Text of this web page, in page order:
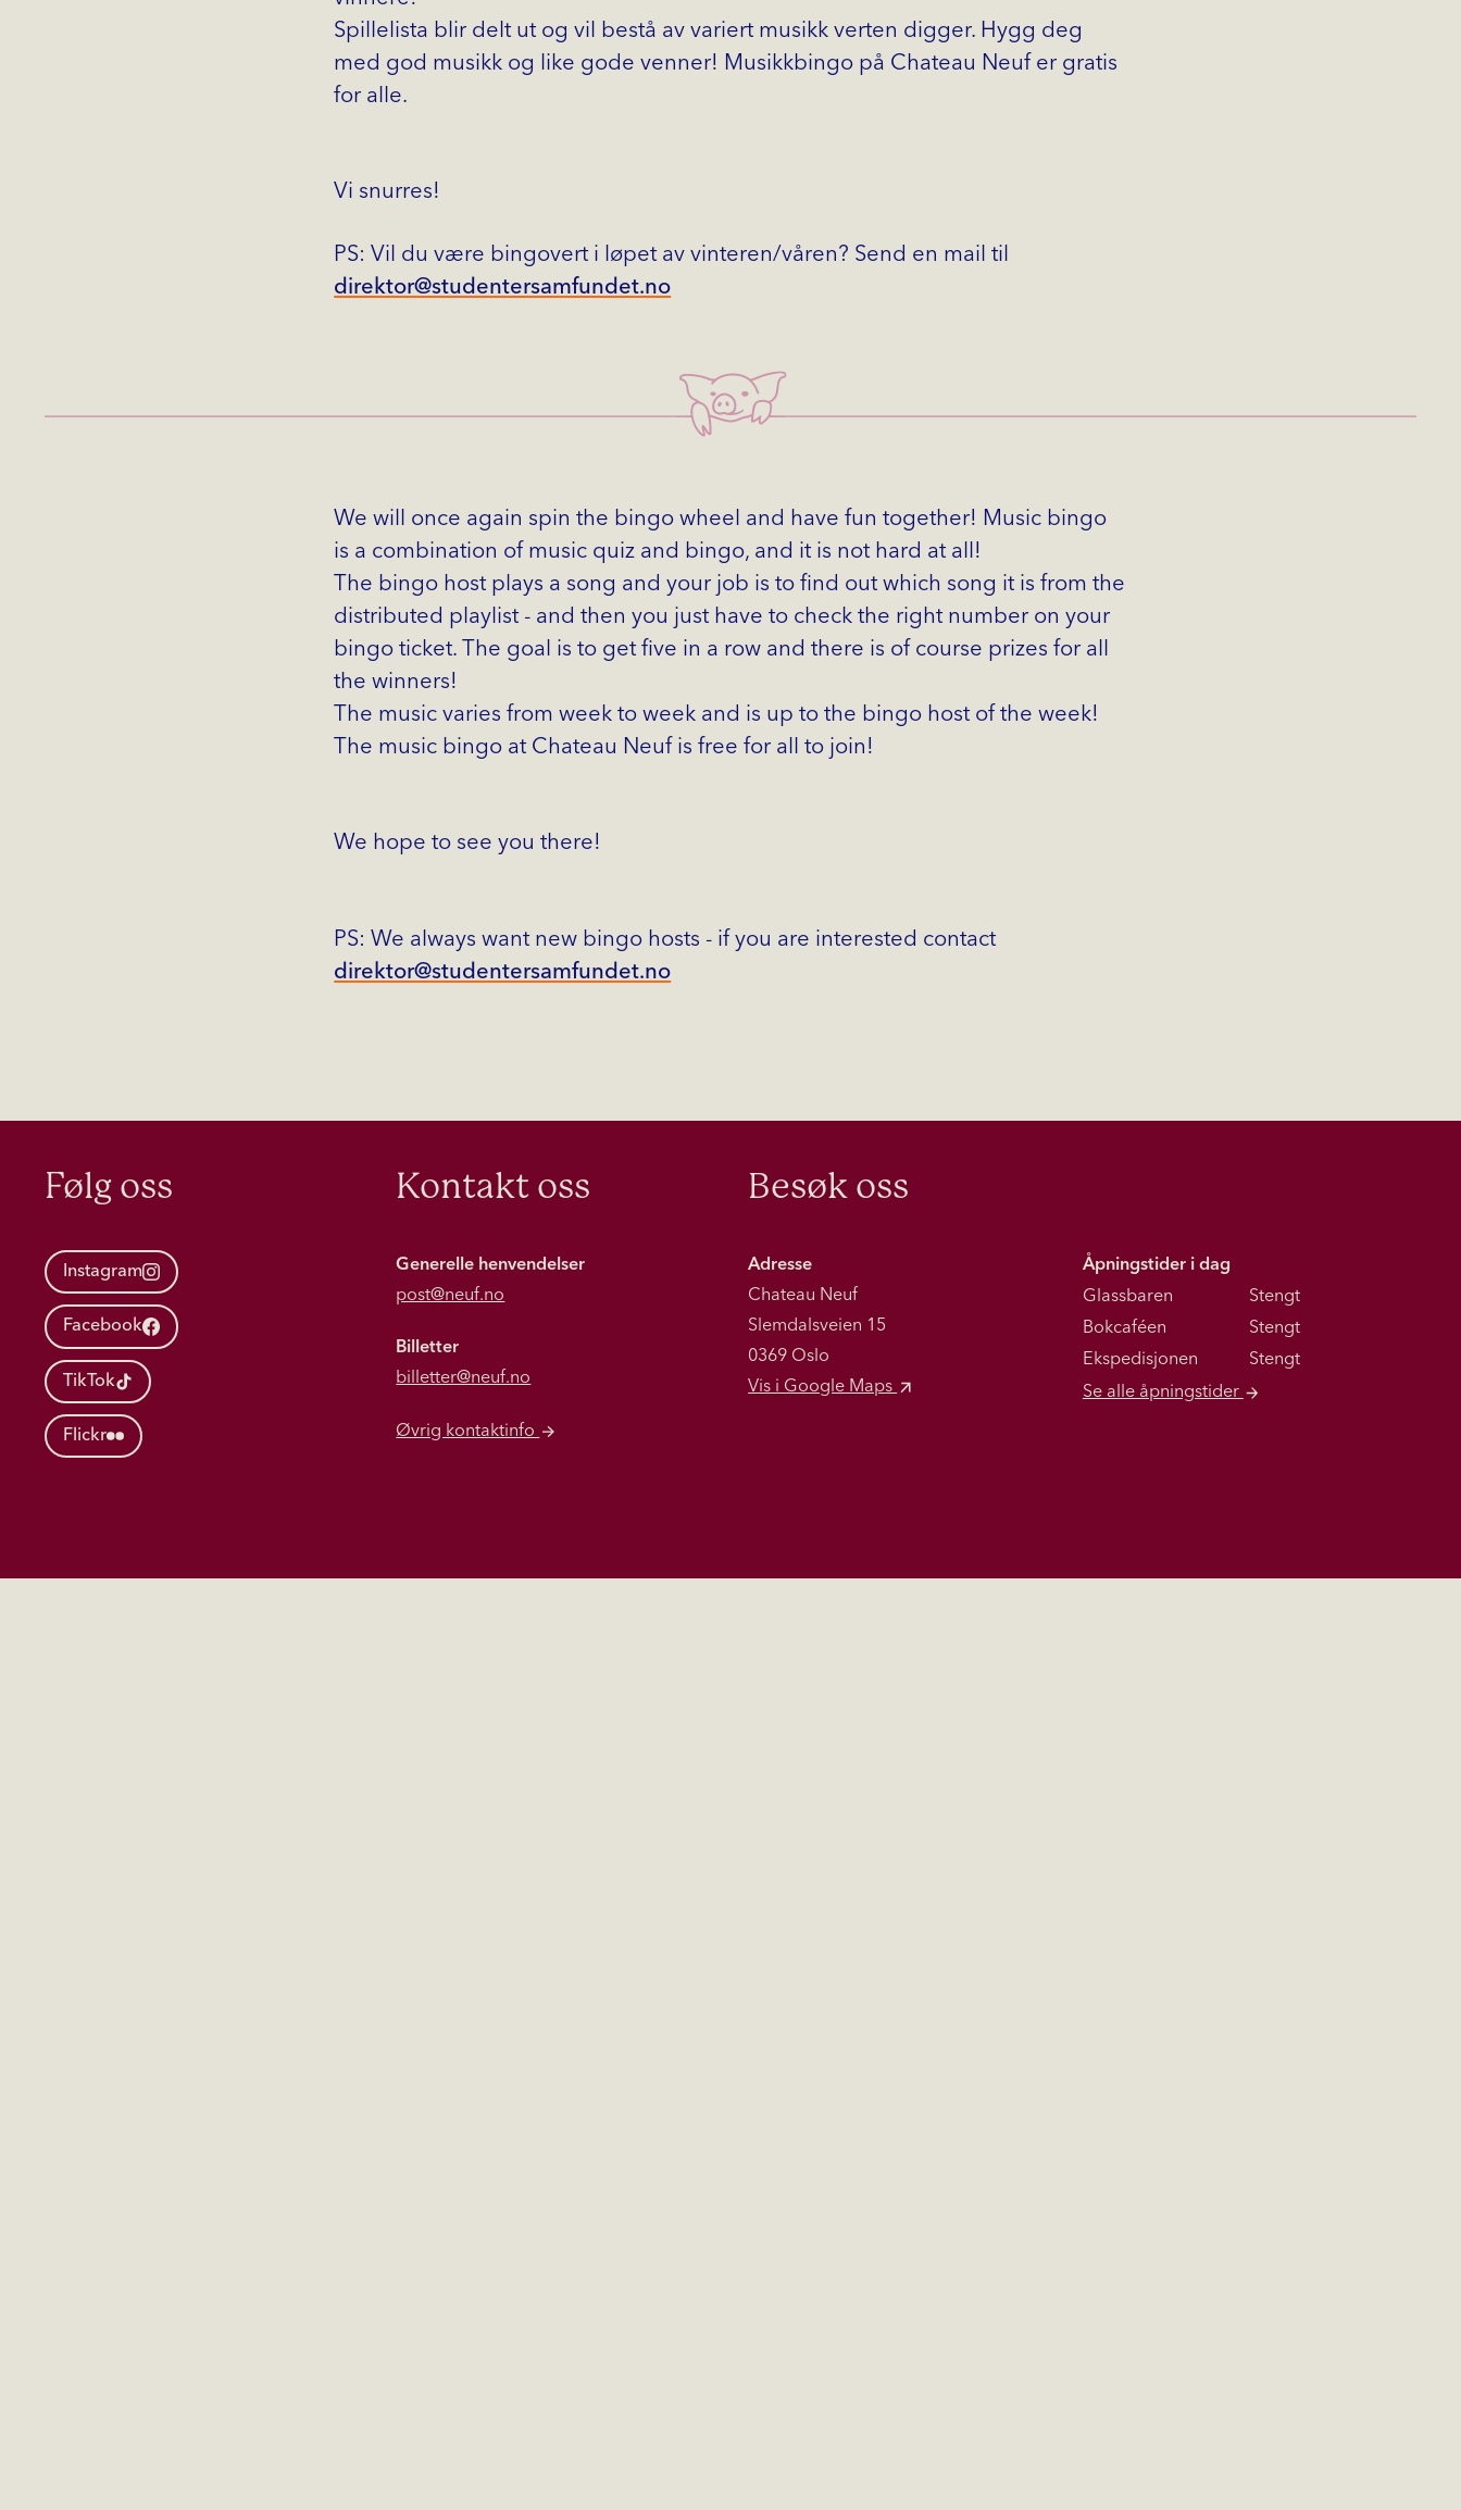
Spillelista blir delt ut og vil bestå av variert musikk verten digger. Hygg deg
med god musikk og like gode venner! Musikkbingo på Chateau Neuf er gratis
for alle.
Vi snurres!
PS: Vil du være bingovert i løpet av vinteren/våren? Send en mail til
direktor@studentersamfundet.no
We will once again spin the bingo wheel and have fun together! Music bingo
is a combination of music quiz and bingo, and it is not hard at all!
The bingo host plays a song and your job is to find out which song it is from the
distributed playlist - and then you just have to check the right number on your
bingo ticket. The goal is to get five in a row and there is of course prizes for all
the winners!
The music varies from week to week and is up to the bingo host of the week!
The music bingo at Chateau Neuf is free for all to join!
We hope to see you there!
PS: We always want new bingo hosts - if you are interested contact
direktor@studentersamfundet.no
Følg oss
Instagram
Facebook
TikTok
Flickr
Kontakt oss
Generelle henvendelser
post@neuf.no
Billetter
billetter@neuf.no
Øvrig kontaktinfo
Besøk oss
Adresse
Chateau Neuf
Slemdalsveien 15
0369 Oslo
Vis i Google Maps
Åpningstider i dag
Glassbaren
Stengt
Bokcaféen
Stengt
Ekspedisjonen
Stengt
Se alle åpningstider